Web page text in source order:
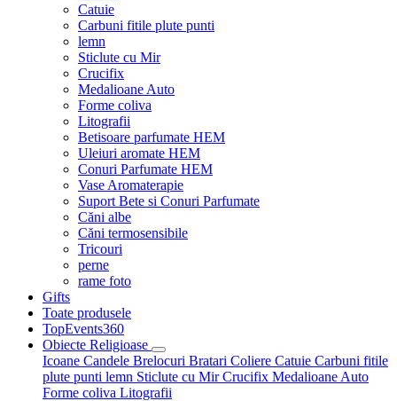
Catuie
Carbuni fitile plute punti
lemn
Sticlute cu Mir
Crucifix
Medalioane Auto
Forme coliva
Litografii
Betisoare parfumate HEM
Uleiuri aromate HEM
Conuri Parfumate HEM
Vase Aromaterapie
Suport Bete si Conuri Parfumate
Căni albe
Căni termosensibile
Tricouri
perne
rame foto
Gifts
Toate produsele
TopEvents360
Obiecte Religioase
Icoane Candele Brelocuri Bratari Coliere Catuie Carbuni fitile
plute punti lemn Sticlute cu MirCrucifix Medalioane Auto
Forme coliva Litografii